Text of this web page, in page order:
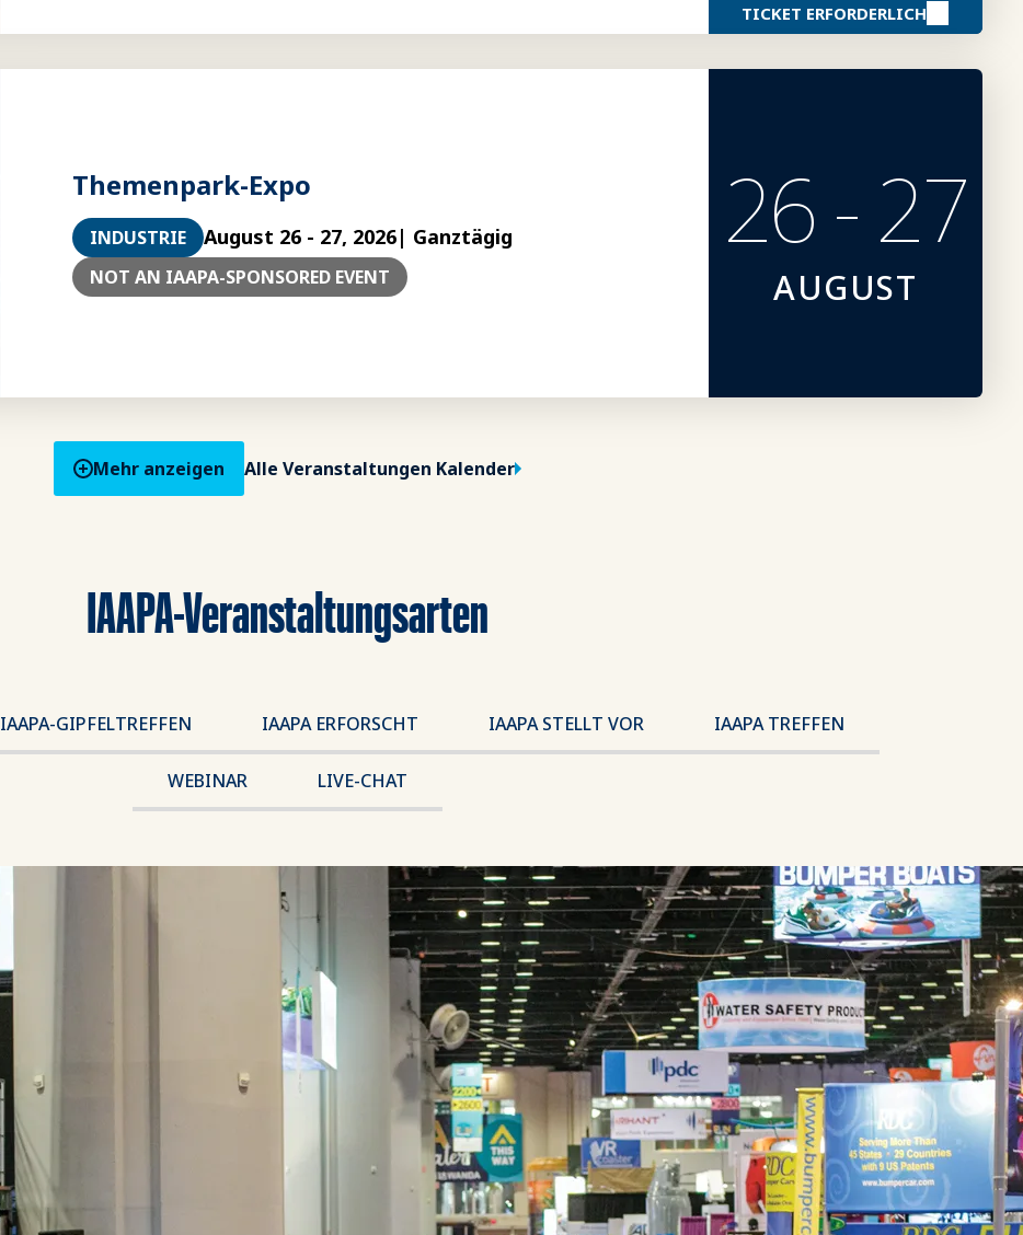
TICKET ERFORDERLICH
Themenpark-Expo
INDUSTRIE August 26 - 27, 2026| Ganztägig
NOT AN IAAPA-SPONSORED EVENT
26 - 27
AUGUST
Mehr anzeigen Alle Veranstaltungen Kalender
IAAPA-Veranstaltungsarten
IAAPA-GIPFELTREFFEN IAAPA ERFORSCHT IAAPA STELLT VOR IAAPA TREFFEN
WEBINAR LIVE-CHAT